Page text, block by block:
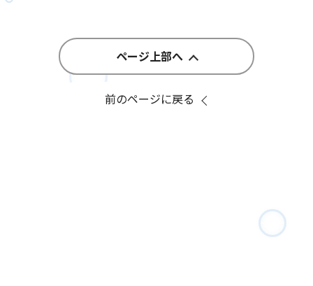
ページ上部へ
前のページに戻る